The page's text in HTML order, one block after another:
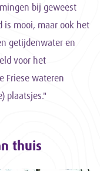
bij geweest
is mooi, maar ook het
getijdenwater en
voor het
Friese wateren
plaatsjes."
thuis